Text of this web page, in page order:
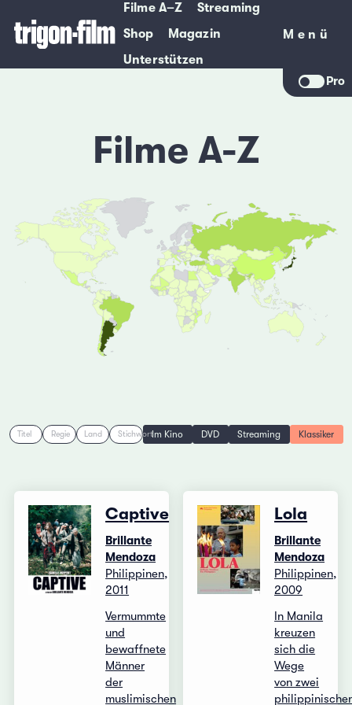
Filme A–Z
Streaming
Shop
Magazin
Unterstützen
Menü
Menü
Pro
Filme A-Z
Titel Regie Land StichwortIm Kino DVD Streaming Klassiker
Captive
Brillante
Mendoza
Philippinen,
2011
Vermummte
und
bewaffnete
Männer
der
muslimischen
Lola
Brillante
Mendoza
Philippinen,
2009
In Manila
kreuzen
sich die
Wege
von zwei